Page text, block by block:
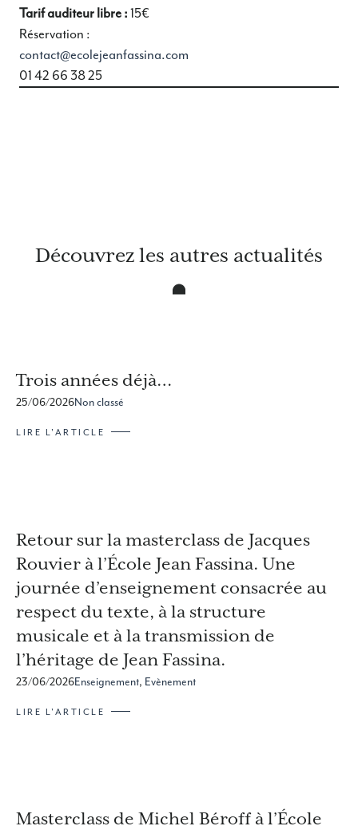
Tarif auditeur libre :15€
Réservation :
contact@ecolejeanfassina.com
01 42 66 38 25
Découvrez les autres actualités
Trois années déjà…
25/06/2026Non classé
LIRE L'ARTICLE
Retour sur la masterclass de Jacques
Rouvier à l’École Jean Fassina. Une
journée d’enseignement consacrée au
respect du texte, à la structure
musicale et à la transmission de
l’héritage de Jean Fassina.
23/06/2026Enseignement, Evènement
LIRE L'ARTICLE
Masterclass de Michel Béroff à l’École